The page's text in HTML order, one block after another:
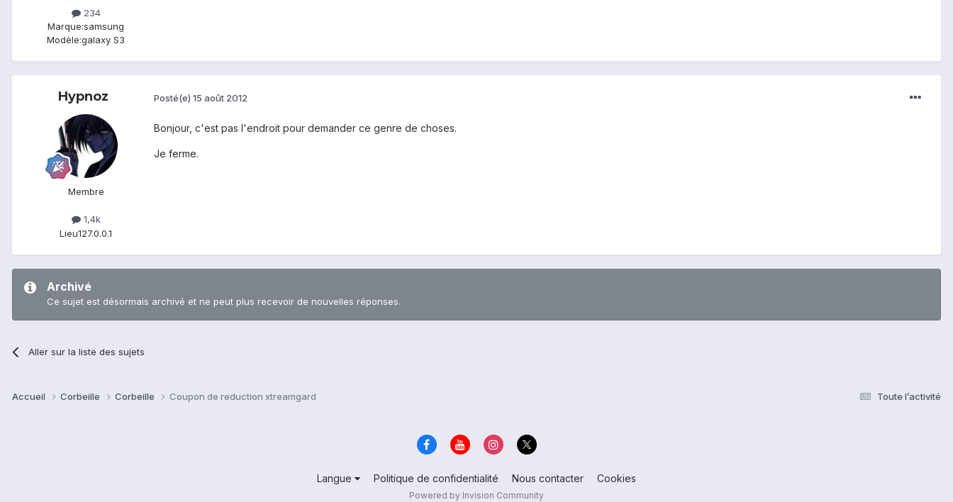
234
Marque:samsung
Modèle:galaxy S3
Hypnoz
Membre
1,4k
Lieu127.0.0.1
Posté(e) 15 août 2012
Bonjour, c'est pas l'endroit pour demander ce genre de choses.
Je ferme.
Archivé
Ce sujet est désormais archivé et ne peut plus recevoir de nouvelles réponses.
Aller sur la liste des sujets
Toute l’activité
Accueil Corbeille Corbeille Coupon de reduction xtreamgard
Langue Politique de confidentialité Nous contacter Cookies
Powered by Invision Community